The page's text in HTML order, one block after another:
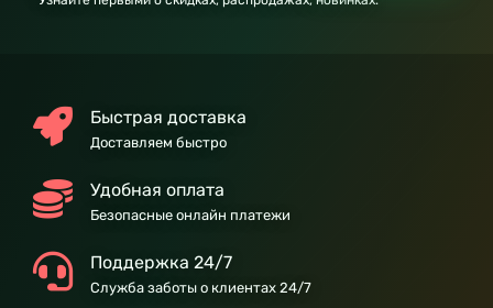
Быстрая доставка
Доставляем быстро
Удобная оплата
Безопасные онлайн платежи
Поддержка 24/7
Служба заботы о клиентах 24/7